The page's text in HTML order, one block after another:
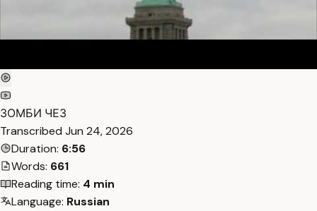
ЗОМБИ ЧЕЗ
Transcribed Jun 24, 2026
Duration: 6:56
Words: 661
Reading time: 4 min
Language: Russian